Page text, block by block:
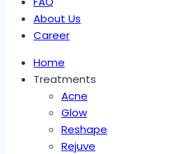
About Us
Career
Home
Treatments
Acne
Glow
Reshape
Rejuve